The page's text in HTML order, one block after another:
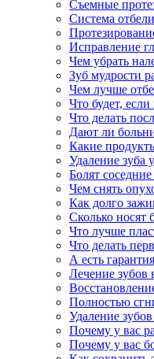
Съемные
Система
Исправление
Чем убрать
Зуб мудрости
Чем лучше
Что будет,
Что делать
Дают ли
Какие
Удаление зуба
Болят
Чем снять
Как долго
Сколько носят
Что лучше
Что делать
А есть
Лечение зубов
Полностью
Удаление
Почему у вас
Почему у вас